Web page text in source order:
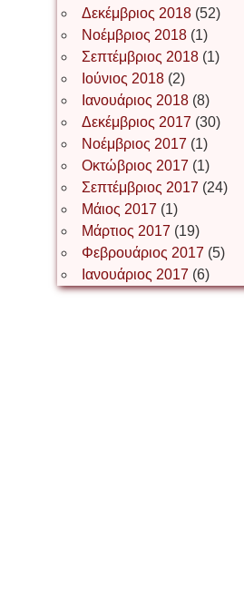
Νίκος Λυγερός
Іван Буртик
Іван Наконечний
Інга Короткевич
Δεκέμβριος 2018 (52)
Νοέμβριος 2018 (1)
Σεπτέμβριος 2018 (1)
Ιούνιος 2018 (2)
Ιανουάριος 2018 (8)
Δεκέμβριος 2017 (30)
Νοέμβριος 2017 (1)
Οκτώβριος 2017 (1)
Σεπτέμβριος 2017 (24)
Μάιος 2017 (1)
Μάρτιος 2017 (19)
Φεβρουάριος 2017 (5)
Ιανουάριος 2017 (6)